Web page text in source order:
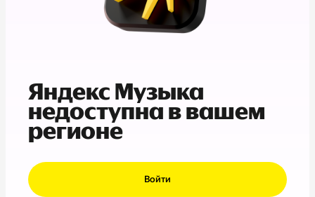
Яндекс Музыка
недоступна в вашем
регионе
Войти